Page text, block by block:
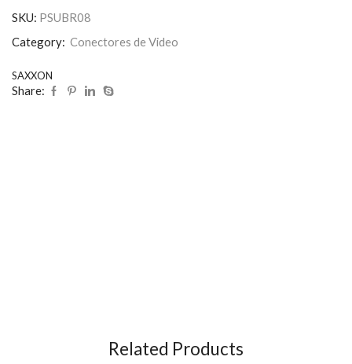
SKU: PSUBR08
Category: Conectores de Video
SAXXON
Share:
Related Products